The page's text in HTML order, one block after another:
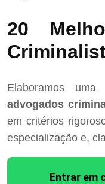
20
Elaboramos
advogados
em critérios
especialização e,
Entrar em